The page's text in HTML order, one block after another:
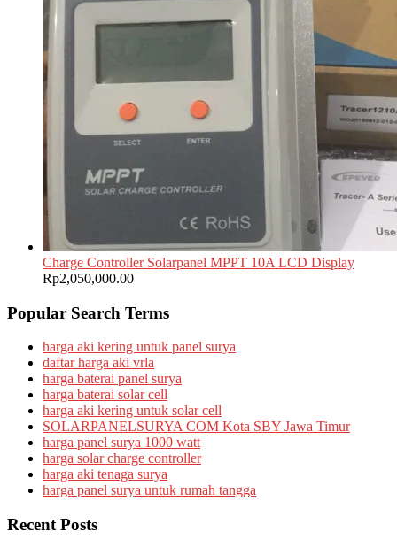
Charge Controller Solarpanel MPPT 10A LCD Display
Rp2,050,000.00
Popular Search Terms
harga aki kering untuk panel surya
daftar harga aki vrla
harga baterai panel surya
harga baterai solar cell
harga aki kering untuk solar cell
SOLARPANELSURYA COM Kota SBY Jawa Timur
harga panel surya 1000 watt
harga solar charge controller
harga aki tenaga surya
harga panel surya untuk rumah tangga
Recent Posts